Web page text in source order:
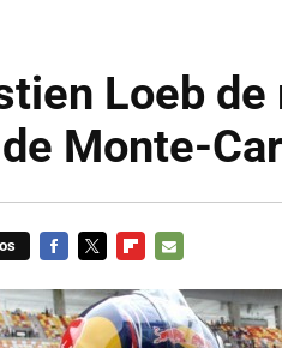
Loeb de
Monte-
MAIL